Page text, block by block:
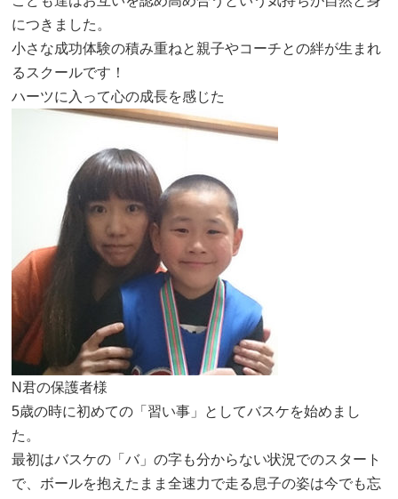
につきました。
小さな成功体験の積み重ねと親子やコーチとの絆が生まれ
るスクールです！
ハーツに入って心の成長を感じた
N君の保護者様
5歳の時に初めての「習い事」としてバスケを始めまし
た。
最初はバスケの「バ」の字も分からない状況でのスタート
で、ボールを抱えたまま全速力で走る息子の姿は今でも忘